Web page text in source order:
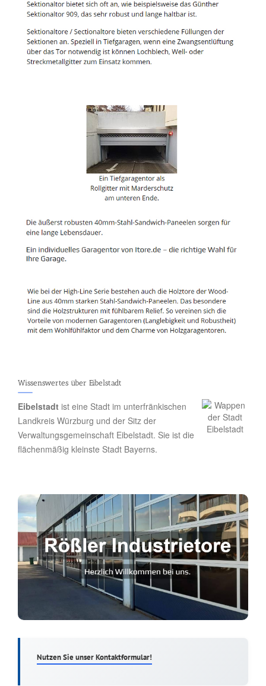
Wissenswertes über Eibelstadt
Eibelstadt ist eine Stadt im unterfränkischen
Landkreis Würzburg und der Sitz der
Verwaltungsgemeinschaft Eibelstadt. Sie ist die
flächenmäßig kleinste Stadt Bayerns.
Nutzen Sie unser Kontaktformular!